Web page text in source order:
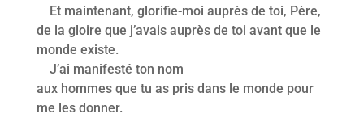
Et maintenant, glorifie-moi auprès de toi, Père,
de la gloire que j’avais auprès de toi avant que le
monde existe.
J’ai manifesté ton nom
aux hommes que tu as pris dans le monde pour
me les donner.